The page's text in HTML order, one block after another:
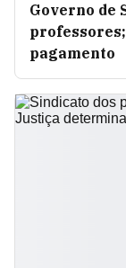
Governo de
pagamento